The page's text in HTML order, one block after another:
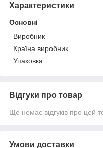
Характеристики
Основні
Виробник
Країна виробник
Упаковка
Відгуки про товар
Ще немає відгуків про цей
Умови доставки